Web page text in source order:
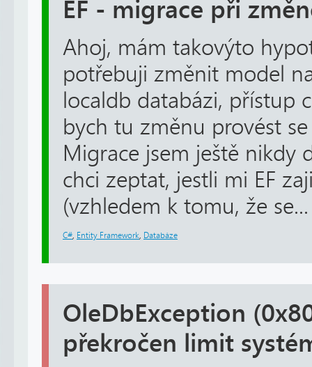
EF - migrace při
Ahoj, mám takovýto
potřebuji změnit model
localdb databázi, přístup
bych tu změnu provést
Migrace jsem ještě nikdy
chci zeptat, jestli mi EF
(vzhledem k tomu, že se...
C# Entity Framework Databáze
OleDbException
překročen limit